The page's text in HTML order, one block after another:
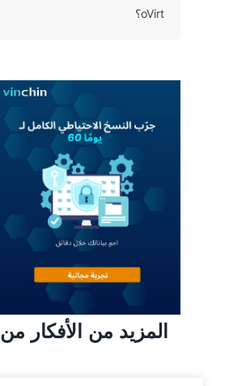
oVirt؟
المزيد من الأفكار من Vinchin